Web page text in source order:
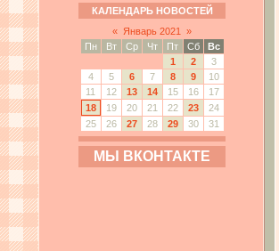
КАЛЕНДАРЬ НОВОСТЕЙ
« Январь 2021
»
Пн
Вт Ср Чт Пт Сб
Вс
1
2
3
4
5 6 7 8 9
10
11
12 13 14 15 16
17
18
19 20 21 22 23
24
25
26 27 28 29 30 31
МЫ ВКОНТАКТЕ